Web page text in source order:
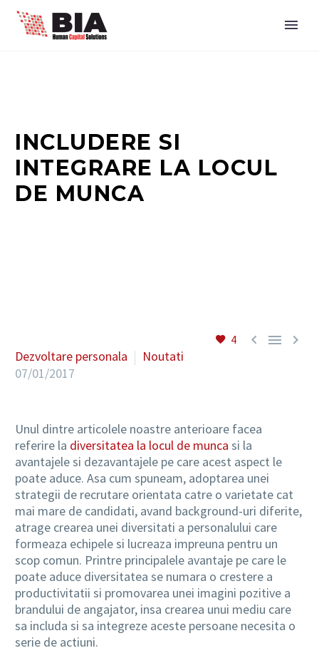
RO
INCLUDERE SI
INTEGRARE LA LOCUL
DE MUNCA
4   
Dezvoltare personala
Noutati
07/01/2017
Unul dintre articolele noastre anterioare facea
referire la diversitatea la locul de munca si la
avantajele si dezavantajele pe care acest aspect le
poate aduce. Asa cum spuneam, adoptarea unei
strategii de recrutare orientata catre o varietate cat
mai mare de candidati, avand background-uri diferite,
atrage crearea unei diversitati a personalului care
formeaza echipele si lucreaza impreuna pentru un
scop comun. Printre principalele avantaje pe care le
poate aduce diversitatea se numara o crestere a
productivitatii si promovarea unei imagini pozitive a
brandului de angajator, insa crearea unui mediu care
sa includa si sa integreze aceste persoane necesita o
serie de actiuni.